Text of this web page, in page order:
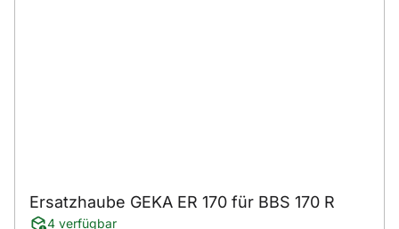
Ersatzhaube GEKA ER 170 für BBS 170 R
4 verfügbar